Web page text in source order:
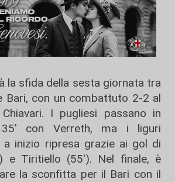
la sfida della sesta giornata tra
Bari, con un combattuto 2-2 al
I pugliesi passano in
con Verreth, ma i liguri
inizio ripresa grazie ai gol di
e Tiritiello (55'). Nel finale, è
la sconfitta per il Bari con il